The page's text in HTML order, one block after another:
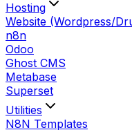
Hosting
Website (Wordpress/
n8n
Odoo
Ghost CMS
Metabase
Superset
Utilities
N8N Templates